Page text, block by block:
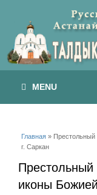
MENU
Вы здесь
Главная » Престольный
г. Саркан
Престольный
иконы